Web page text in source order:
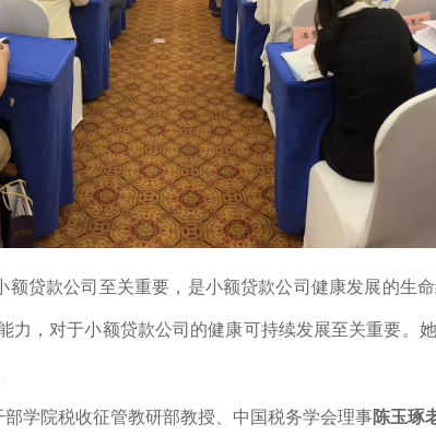
贷款公司至关重要，是小额贷款公司健康发展的生
，对于小额贷款公司的健康可持续发展至关重要。
学院税收征管教研部教授、中国税务学会理事陈玉琢